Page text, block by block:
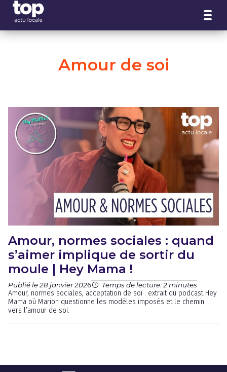
Amour de soi
Amour, normes sociales : quand
s’aimer implique de sortir du
moule | Hey Mama !
Publié le 28 janvier 2026 Temps de lecture: 2 minutes
Amour, normes sociales, acceptation de soi : extrait du podcast Hey
Mama où Marion questionne les modèles imposés et le chemin
vers l’amour de soi.
Panneau de gestion des cookies